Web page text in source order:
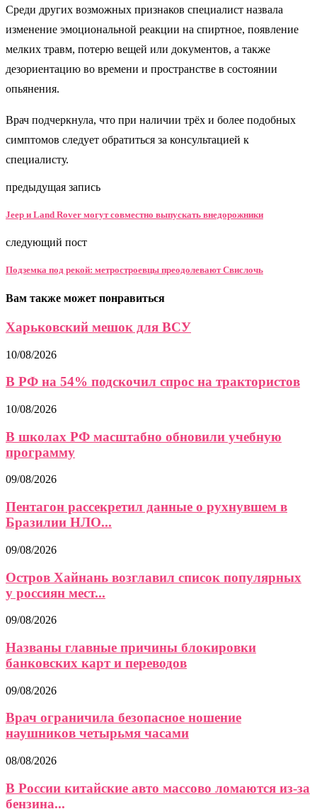
Среди других возможных признаков специалист назвала
изменение эмоциональной реакции на спиртное, появление
мелких травм, потерю вещей или документов, а также
дезориентацию во времени и пространстве в состоянии
опьянения.
Врач подчеркнула, что при наличии трёх и более подобных
симптомов следует обратиться за консультацией к
специалисту.
предыдущая запись
Jeep и Land Rover могут совместно выпускать внедорожники
следующий пост
Подземка под рекой: метростроевцы преодолевают Свислочь
Вам также может понравиться
Харьковский мешок для ВСУ
10/08/2026
В РФ на 54% подскочил спрос на трактористов
10/08/2026
В школах РФ масштабно обновили учебную
программу
09/08/2026
Пентагон рассекретил данные о рухнувшем в
Бразилии НЛО...
09/08/2026
Остров Хайнань возглавил список популярных
у россиян мест...
09/08/2026
Названы главные причины блокировки
банковских карт и переводов
09/08/2026
Врач ограничила безопасное ношение
наушников четырьмя часами
08/08/2026
В России китайские авто массово ломаются из-за
бензина...